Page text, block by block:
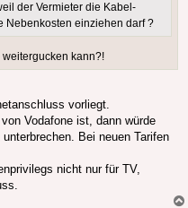
der Vermieter die Kabel-
Nebenkosten einziehen darf ?
kann?!
vorliegt.
Vodafone ist, dann würde
Bei neuen Tarifen
nicht nur für TV,